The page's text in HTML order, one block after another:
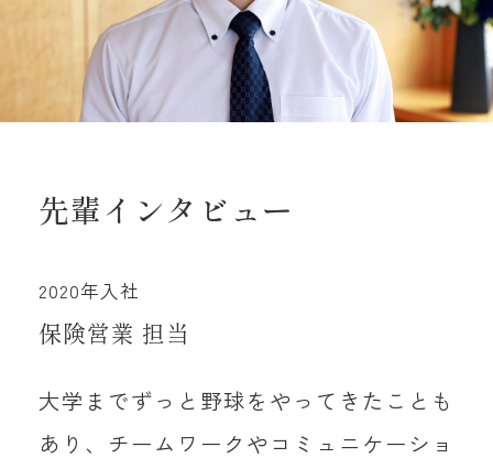
先輩インタビュー
2020年入社
保険営業 担当
大学までずっと野球をやってきたことも
あり、チームワークやコミュニケーショ